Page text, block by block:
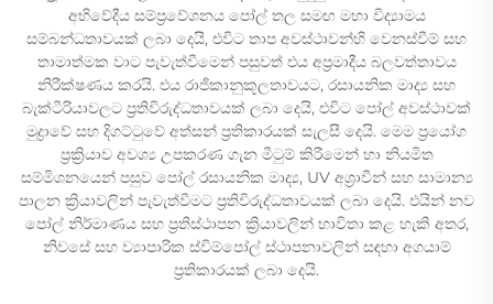
අභිවේදීය සම්ප්‍රවේශනය පෝල් තල සමඟ මහා විද්‍යාමය
සම්බන්ධතාවයක් ලබා දෙයි, එවිට තාප අවස්ථාවන්හි වෙනස්වීම් සහ
තාමාත්මක වාට පැවැත්වීමෙන් පසුවත් එය අප්‍රමාදීය බලවත්තාවය
නිරීක්ෂණය කරයි. එය රාජිකානුකූලතාවයට, රසායනික මාද්‍ය සහ
බැක්ටීරියාවලට ප්‍රතිවිරුද්ධතාවයක් ලබා දෙයි, එවිට පෝල් අවස්ථාවක්
මුද්‍රාවේ සහ දිගට්ටුවේ අත්සන් ප්‍රතිකාරයක් සැලසී දෙයි. මෙම ප්‍රයෝග
ප්‍රක්‍රියාව අවශ්‍ය උපකරණ ගැන මීටුම් කිරීමෙන් හා නියමිත
සම්මිශනයෙන් පසුව පෝල් රසායනික මාද්‍ය, UV අශ්‍රාවීන් සහ සාමාන්‍ය
පාලන ක්‍රියාවලින් පැවැත්වීමට ප්‍රතිවිරුද්ධතාවයක් ලබා දෙයි. එයින් නව
පෝල් නිර්මාණය සහ ප්‍රතිස්ථාපන ක්‍රියාවලින් භාවිතා කළ හැකි අතර,
නිවසේ සහ ව්‍යාපාරික ස්විම්පෝල් ස්ථාපනාවලින් සඳහා අගයාම්
ප්‍රතිකාරයක් ලබා දෙයි.